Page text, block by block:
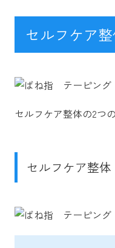
セルフケア
セルフケア整体の2つ
セルフケア整